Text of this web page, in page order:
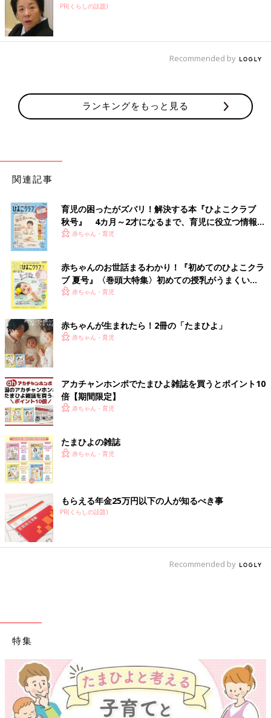
PR(くらしの話題)
Recommended by
ランキングをもっと見る
関連記事
育児の困ったがズバリ！解決する本『ひよこクラブ
秋号』 4カ月～2才になるまで、育児に役立つ情報が
いっぱい！
赤ちゃん・育児
赤ちゃんのお世話まるわかり！『初めてのひよこクラ
ブ 夏号』〈巻頭大特集〉初めての授乳がうまくい
く！ おっぱい・ミルクの基本と夏のトラブル 解決テ
赤ちゃん・育児
赤ちゃんが生まれたら！2冊の「たまひよ」
赤ちゃん・育児
アカチャンホンポでたまひよ雑誌を買うとポイント10
倍【期間限定】
赤ちゃん・育児
たまひよの雑誌
赤ちゃん・育児
もらえる年金25万円以下の人が知るべき事
PR(くらしの話題)
Recommended by
特集